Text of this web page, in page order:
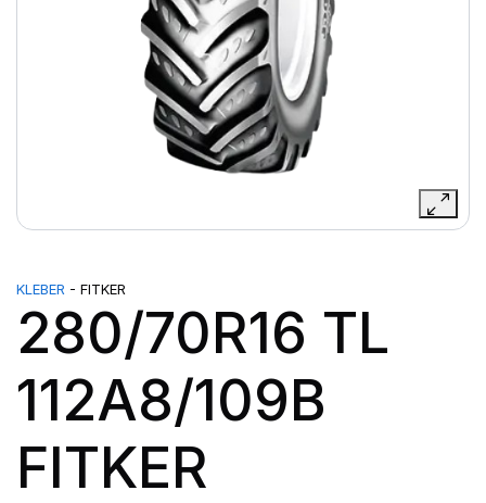
KLEBER - FITKER
280/70R16 TL
112A8/109B
FITKER